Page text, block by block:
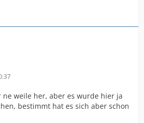
ne weile her, aber es wurde hier ja
bestimmt hat es sich aber schon